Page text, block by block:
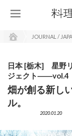
JOURNAL /
日本 [栃木] 星野
ジェクト――vol.4
畑が創る新し
ル。
2020.01.20